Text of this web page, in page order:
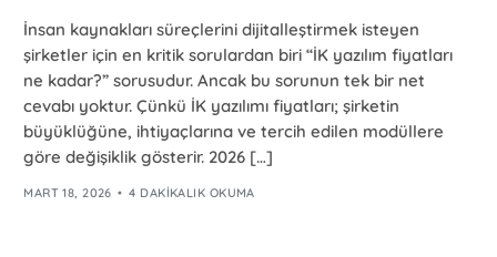
İnsan kaynakları süreçlerini dijitalleştirmek isteyen
şirketler için en kritik sorulardan biri “İK yazılım fiyatları
ne kadar?” sorusudur. Ancak bu sorunun tek bir net
cevabı yoktur. Çünkü İK yazılımı fiyatları; şirketin
büyüklüğüne, ihtiyaçlarına ve tercih edilen modüllere
göre değişiklik gösterir. 2026 […]
MART 18, 2026 4 DAKIKALIK OKUMA